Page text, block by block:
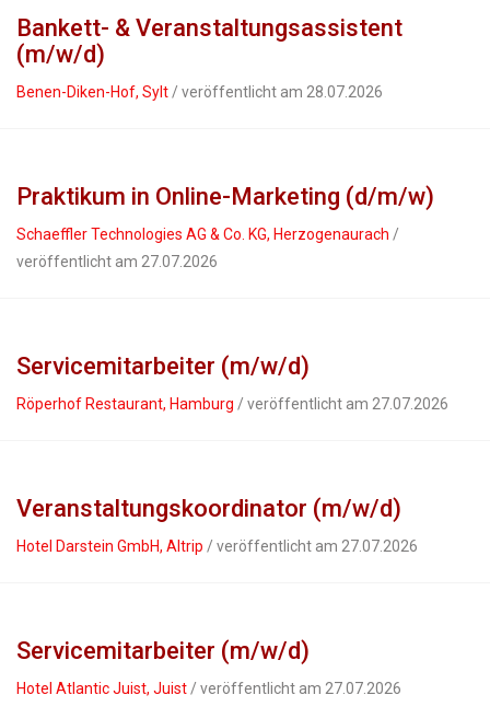
Bankett- & Veranstaltungsassistent
(m/w/d)
Benen-Diken-Hof, Sylt / veröffentlicht am 28.07.2026
Praktikum in Online-Marketing (d/m/w)
Schaeffler Technologies AG & Co. KG, Herzogenaurach /
veröffentlicht am 27.07.2026
Servicemitarbeiter (m/w/d)
Röperhof Restaurant, Hamburg / veröffentlicht am 27.07.2026
Veranstaltungskoordinator (m/w/d)
Hotel Darstein GmbH, Altrip / veröffentlicht am 27.07.2026
Servicemitarbeiter (m/w/d)
Hotel Atlantic Juist, Juist / veröffentlicht am 27.07.2026